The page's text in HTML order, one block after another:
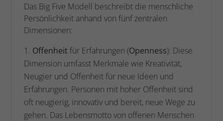
Das Big Five Modell beschreibt die menschliche
Persönlichkeit anhand von fünf zentralen
Dimensionen:
Offenheit für Erfahrungen (Openness): Diese
Dimension umfasst Merkmale wie Kreativität,
Neugier und Offenheit für neue Ideen und
Erfahrungen. Personen mit hoher Offenheit sind
oft neugierig, innovativ und bereit, neue Wege zu
gehen. Das Lebensmotto von offenen Menschen